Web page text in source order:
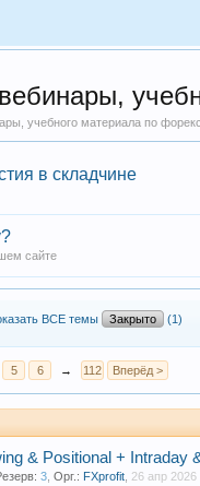
учебного материала по
в складчине
сайте
ВСЕ темы Закрыто (1)
5 6 → 112 Вперёд >
& Positional + Intraday
3 ,Орг.: FXprofit 26 апр 2026